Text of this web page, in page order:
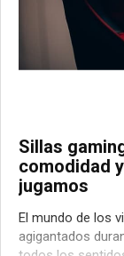
Sillas
comodidad
jugamos
El mundo de los
agigantados